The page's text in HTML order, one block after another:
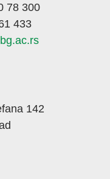
78 300
433
142